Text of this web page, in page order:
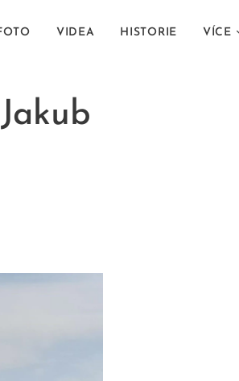
VIDEA HISTORIE VÍCE